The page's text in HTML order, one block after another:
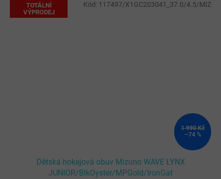
TOTÁLNÍ
VÝPRODEJ
1 990 Kč
–74 %
Dětská hokejová obuv Mizuno WAVE LYNX
JUNIOR/BlkOyster/MPGold/IronGat
Kód: 117497/X1GC203041_37.0/4.5/MIZ